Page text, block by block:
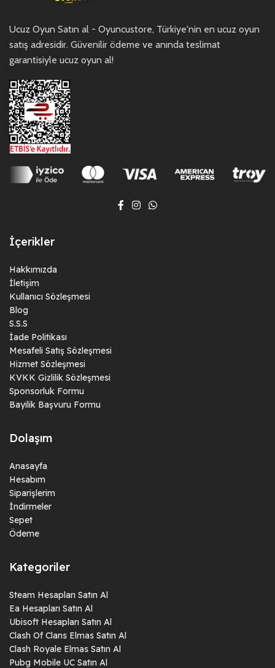
Ucuz Oyun Satın al - Oyuncustore, Türkiye'nin en ucuz oyun
satış adresidir. Güvenilir ödeme ve anında teslimat
garantisiyle ucuz oyun al!
İçerikler
Hakkımızda
İletişim
Kullanıcı Sözleşmesi
Blog
S.S.S
İade Politikası
Mesafeli Satış Sözleşmesi
Hizmet Sözleşmesi
KVKK Gizlilik Sözleşmesi
Sponsorluk Formu
Bayilik Başvuru Formu
Dolaşım
Anasayfa
Hesabım
Siparişlerim
İndirmeler
Sepet
Ödeme
Kategoriler
Steam Hesapları Satın Al
Ea Hesapları Satın Al
Ubisoft Hesapları Satın Al
Clash Of Clans Elmas Satın Al
Clash Royale Elmas Satın Al
Pubg Mobile UC Satın Al